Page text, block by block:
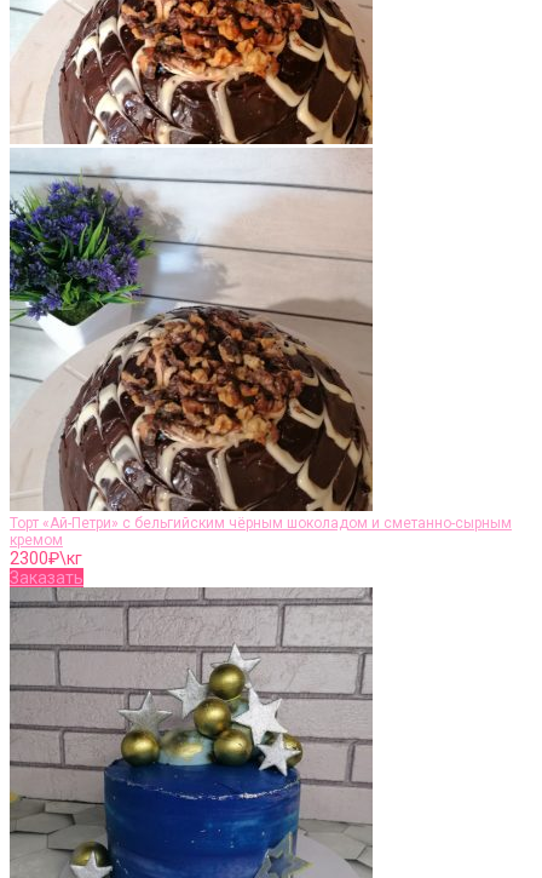
Торт «Ай-Петри» с бельгийским чёрным шоколадом и сметанно-сырным
кремом
2300₽\кг
Заказать